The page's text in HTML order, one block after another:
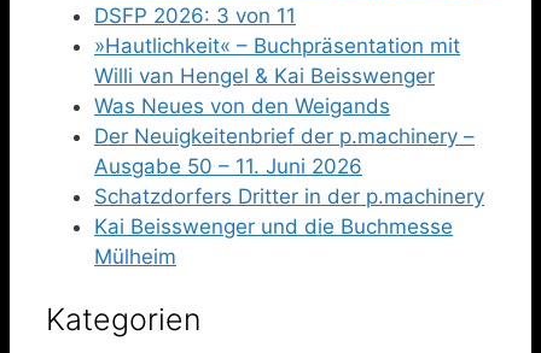
DSFP 2026: 3 von 11
»Hautlichkeit« – Buchpräsentation mit
Willi van Hengel & Kai Beisswenger
Was Neues von den Weigands
Der Neuigkeitenbrief der p.machinery –
Ausgabe 50 – 11. Juni 2026
Schatzdorfers Dritter in der p.machinery
Kai Beisswenger und die Buchmesse
Mülheim
Kategorien